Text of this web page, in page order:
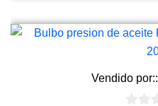
Vendido por::